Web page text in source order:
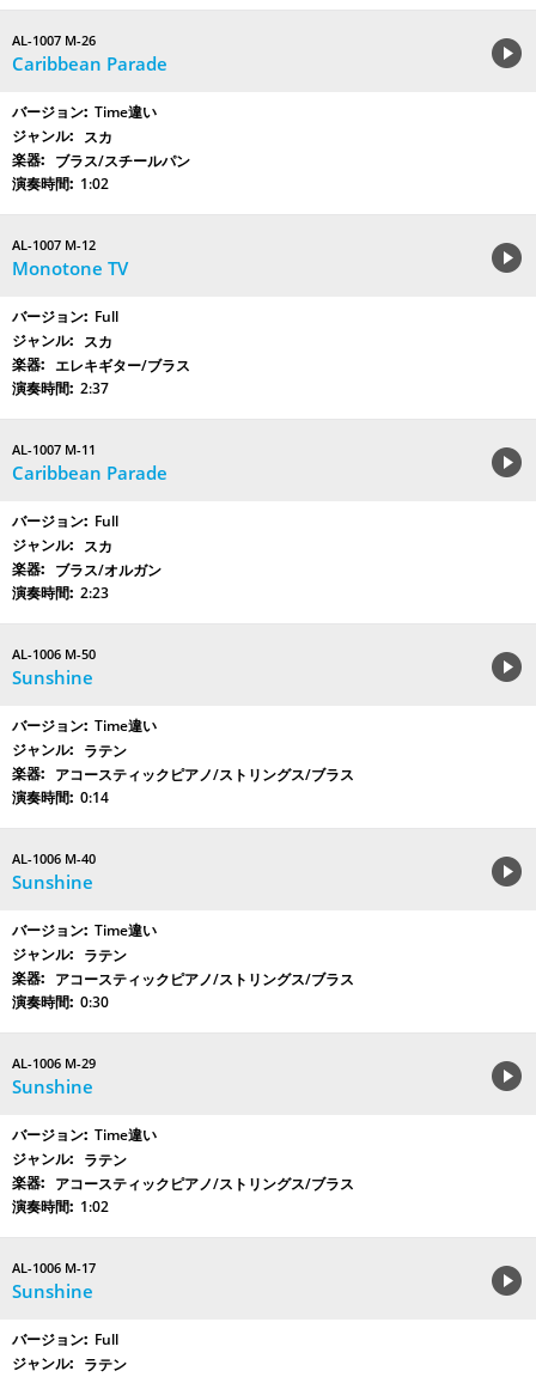
AL-1007 M-26
Caribbean Parade
Time違い
スカ
ブラス/スチールパン
1:02
AL-1007 M-12
Monotone TV
Full
スカ
エレキギター/ブラス
2:37
AL-1007 M-11
Caribbean Parade
Full
スカ
ブラス/オルガン
2:23
AL-1006 M-50
Sunshine
Time違い
ラテン
アコースティックピアノ/ストリングス/ブラス
0:14
AL-1006 M-40
Sunshine
Time違い
ラテン
アコースティックピアノ/ストリングス/ブラス
0:30
AL-1006 M-29
Sunshine
Time違い
ラテン
アコースティックピアノ/ストリングス/ブラス
1:02
AL-1006 M-17
Sunshine
Full
ラテン